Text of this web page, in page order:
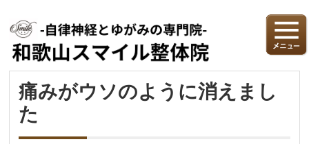
痛みがウソのように消えまし
た